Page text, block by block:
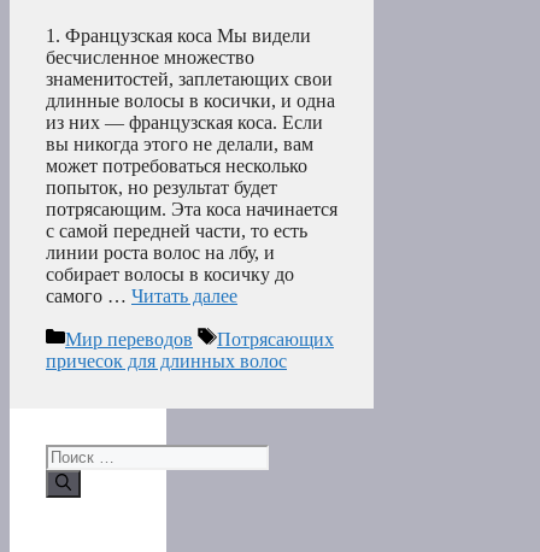
1. Французская коса Мы видели
бесчисленное множество
знаменитостей, заплетающих свои
длинные волосы в косички, и одна
из них — французская коса. Если
вы никогда этого не делали, вам
может потребоваться несколько
попыток, но результат будет
потрясающим. Эта коса начинается
с самой передней части, то есть
линии роста волос на лбу, и
собирает волосы в косичку до
самого … Читать далее
Рубрики
Мир переводов Метки
Потрясающих
причесок для длинных волос
Поиск: